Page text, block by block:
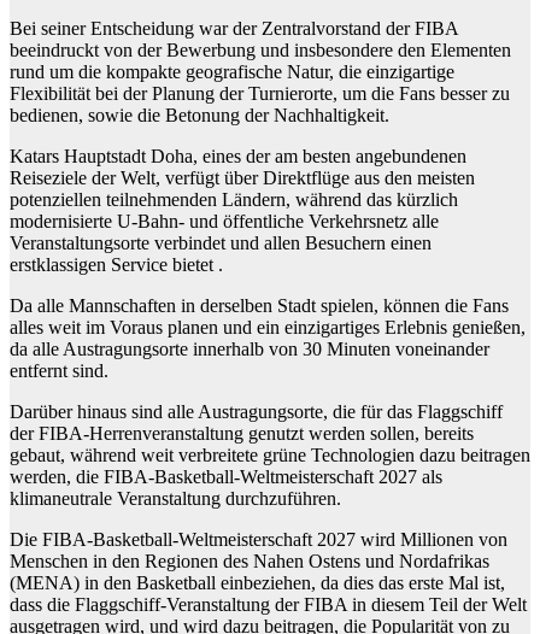
Bei seiner Entscheidung war der Zentralvorstand der FIBA ​​
beeindruckt von der Bewerbung und insbesondere den Elementen
rund um die kompakte geografische Natur, die einzigartige
Flexibilität bei der Planung der Turnierorte, um die Fans besser zu
bedienen, sowie die Betonung der Nachhaltigkeit.
Katars Hauptstadt Doha, eines der am besten angebundenen
Reiseziele der Welt, verfügt über Direktflüge aus den meisten
potenziellen teilnehmenden Ländern, während das kürzlich
modernisierte U-Bahn- und öffentliche Verkehrsnetz alle
Veranstaltungsorte verbindet und allen Besuchern einen
erstklassigen Service bietet .
Da alle Mannschaften in derselben Stadt spielen, können die Fans
alles weit im Voraus planen und ein einzigartiges Erlebnis genießen,
da alle Austragungsorte innerhalb von 30 Minuten voneinander
entfernt sind.
Darüber hinaus sind alle Austragungsorte, die für das Flaggschiff
der FIBA-Herrenveranstaltung genutzt werden sollen, bereits
gebaut, während weit verbreitete grüne Technologien dazu beitragen
werden, die FIBA-Basketball-Weltmeisterschaft 2027 als
klimaneutrale Veranstaltung durchzuführen.
Die FIBA-Basketball-Weltmeisterschaft 2027 wird Millionen von
Menschen in den Regionen des Nahen Ostens und Nordafrikas
(MENA) in den Basketball einbeziehen, da dies das erste Mal ist,
dass die Flaggschiff-Veranstaltung der FIBA ​​in diesem Teil der Welt
ausgetragen wird, und wird dazu beitragen, die Popularität von zu